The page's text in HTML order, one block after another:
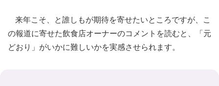
来年こそ、と誰しもが期待を寄せたいところですが、こ
の報道に寄せた飲食店オーナーのコメントを読むと、「元
どおり」がいかに難しいかを実感させられます。